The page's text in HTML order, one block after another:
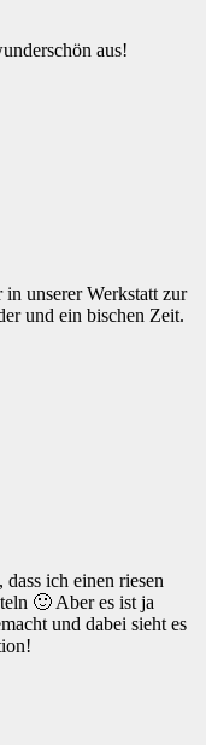
aus!
unserer Werkstatt zur
und ein bischen Zeit.
ich einen riesen
🙂 Aber es ist ja
und dabei sieht es